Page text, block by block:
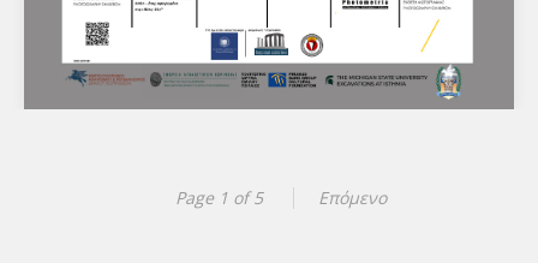
Πατήστε την εικόνα για μεγέθυνση ΔΙΕΘΝΕΣ ΦΕΣΤΙΒΑΛ
Page 1 of 5 Επόμενο